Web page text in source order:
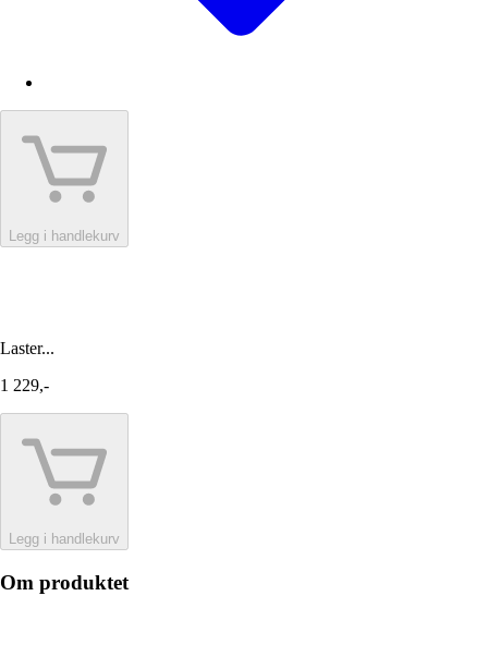
Legg i handlekurv
Laster...
1 229,-
Legg i handlekurv
Om produktet